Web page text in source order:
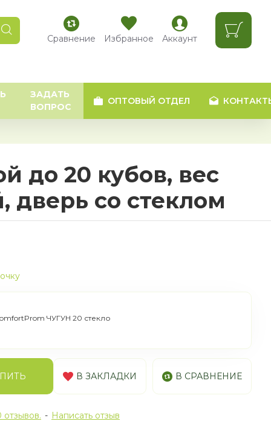
Сравнение Избранное Аккаунт
ЗАДАТЬ
ВОПРОС
ОПТОВЫЙ ОТДЕЛ
до 20 кубов, вес
дверь со стеклом
ЧУГУН 20 стекло
- Написать отзыв
В ЗАКЛАДКИ В СРАВНЕНИЕ